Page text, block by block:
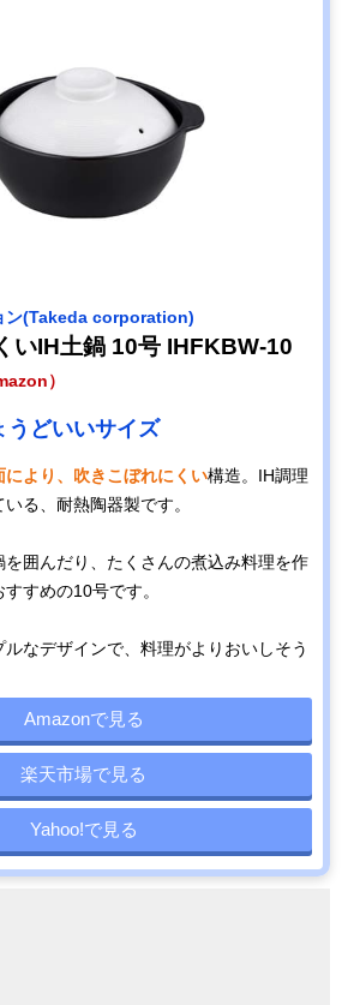
ン(Takeda corporation)
いIH土鍋 10号 ‎IHFKBW-10
）
うどいいサイズ
より、吹きこぼれにくい構造。IH調理
る、耐熱陶器製です。
囲んだり、たくさんの煮込み料理を作
すめの10号です。
なデザインで、料理がよりおいしそう
Amazonで見る
楽天市場で見る
Yahoo!で見る